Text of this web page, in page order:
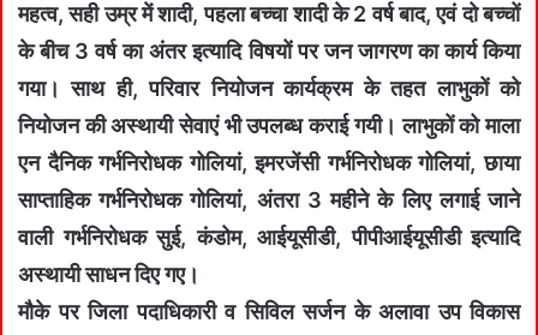
महत्व, सही उम्र में शादी, पहला बच्चा शादी के 2 वर्ष बाद, एवं दो बच्चों
के बीच 3 वर्ष का अंतर इत्यादि विषयों पर जन जागरण का कार्य किया
गया। साथ ही, परिवार नियोजन कार्यक्रम के तहत लाभुकों को
नियोजन की अस्थायी सेवाएं भी उपलब्ध कराई गयी। लाभुकों को माला
एन दैनिक गर्भनिरोधक गोलियां, इमरजेंसी गर्भनिरोधक गोलियां, छाया
साप्ताहिक गर्भनिरोधक गोलियां, अंतरा 3 महीने के लिए लगाई जाने
वाली गर्भनिरोधक सुई, कंडोम, आईयूसीडी, पीपीआईयूसीडी इत्यादि
अस्थायी साधन दिए गए।
मौके पर जिला पदाधिकारी व सिविल सर्जन के अलावा उप विकास